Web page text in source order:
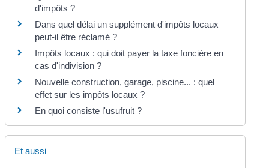
d'impôts ?
Dans quel délai un supplément d'impôts locaux
peut-il être réclamé ?
Impôts locaux : qui doit payer la taxe foncière en
cas d'indivision ?
Nouvelle construction, garage, piscine... : quel
effet sur les impôts locaux ?
En quoi consiste l'usufruit ?
Et aussi